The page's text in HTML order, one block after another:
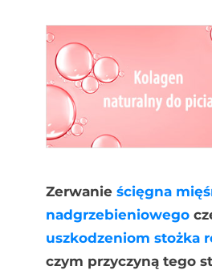
Zerwanie ścięgna
nadgrzebieniowego
uszkodzeniom stożka
czym przyczyną tego